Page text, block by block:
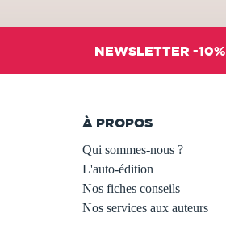
NEWSLETTER -10%
À PROPOS
Qui sommes-nous ?
L'auto-édition
Nos fiches conseils
Nos services aux auteurs